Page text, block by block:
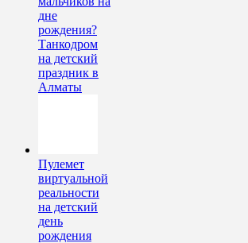
дне
рождения?
Танкодром
на детский
праздник в
Алматы
Пулемет
виртуальной
реальности
на детский
день
рождения